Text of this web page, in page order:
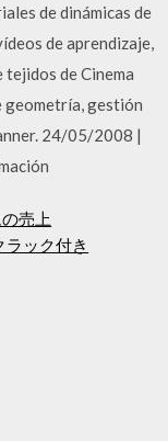
de dinámicas de
de aprendizaje,
tejidos de Cinema
gestión
24/05/2008 |
売上
ック付き